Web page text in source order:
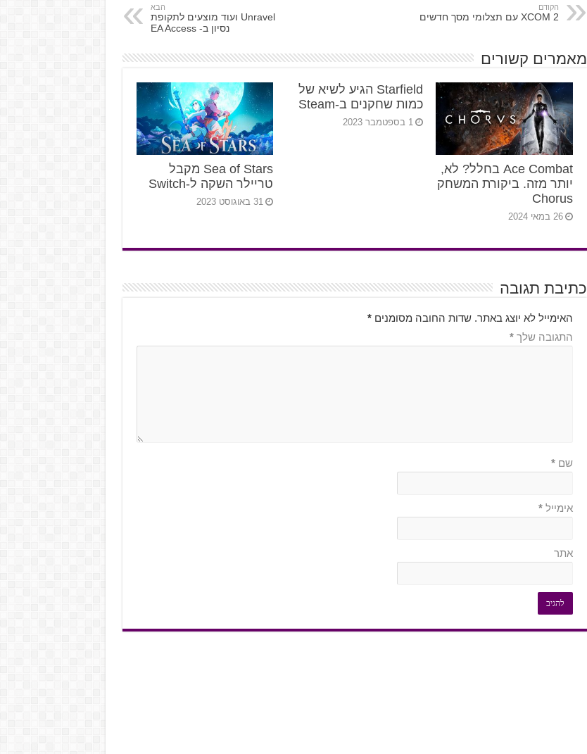
הקודם
XCOM 2 עם תצלומי מסך חדשים
הבא
Unravel ועוד מוצעים לתקופת
נסיון ב- EA Access
מאמרים קשורים
Ace Combat בחלל? לא,
יותר מזה. ביקורת המשחק
Chorus
26 במאי 2024
Starfield הגיע לשיא של
כמות שחקנים ב-Steam
1 בספטמבר 2023
Sea of Stars מקבל
טריילר השקה ל-Switch
31 באוגוסט 2023
כתיבת תגובה
האימייל לא יוצג באתר. שדות החובה מסומנים*
התגובה שלך*
שם*
אימייל*
אתר